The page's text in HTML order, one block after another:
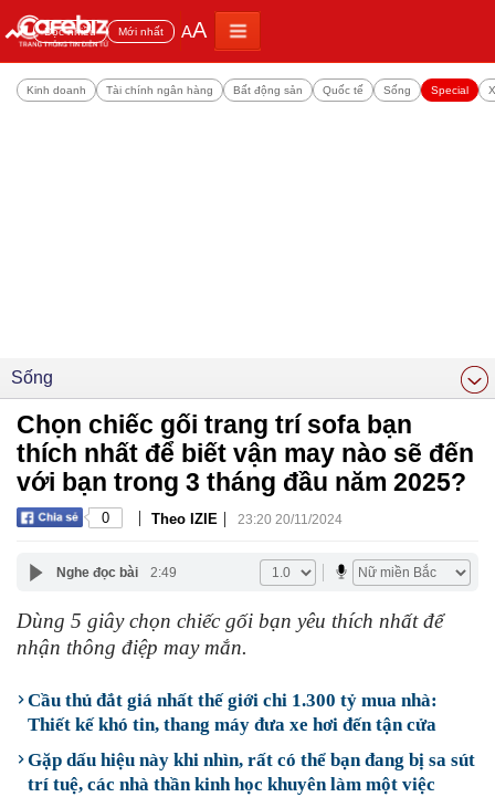
Đọc nhiều Mới nhất AA
Kinh doanh Tài chính ngân hàng Bất động sản Quốc tế Sống Special
Sống
Chọn chiếc gối trang trí sofa bạn
thích nhất để biết vận may nào sẽ đến
với bạn trong 3 tháng đầu năm 2025?
0 | Theo IZIE | 23:20 20/11/2024
Nghe đọc bài 2:49
Dùng 5 giây chọn chiếc gối bạn yêu thích nhất để
nhận thông điệp may mắn.
Cầu thủ đắt giá nhất thế giới chi 1.300 tỷ mua nhà:
Thiết kế khó tin, thang máy đưa xe hơi đến tận cửa
Gặp dấu hiệu này khi nhìn, rất có thể bạn đang bị sa sút
trí tuệ, các nhà thần kinh học khuyên làm một việc